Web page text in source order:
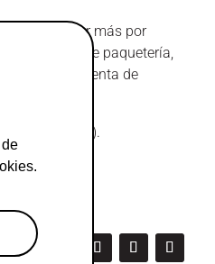
a pagar más por
desperdicio de paquetería,
y la reventa de
Adigital).